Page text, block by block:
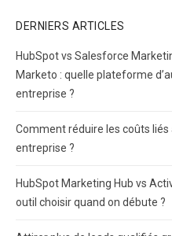
DERNIERS ARTICLES
HubSpot vs Salesforce
Marketo : quelle plateforme
entreprise ?
Comment réduire les coûts
entreprise ?
HubSpot Marketing Hub vs
outil choisir quand on débute ?